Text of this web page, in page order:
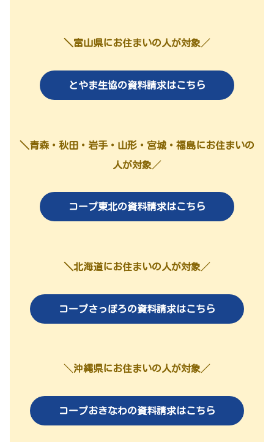
＼富山県にお住まいの人が対象／
とやま生協の資料請求はこちら
＼青森・秋田・岩手・山形・宮城・福島にお住まいの
人が対象 ／
コープ東北の資料請求はこちら
＼北海道にお住まいの人が対象 ／
コープさっぽろの資料請求はこちら
＼沖縄県にお住まいの人が対象／
コープおきなわの資料請求はこちら